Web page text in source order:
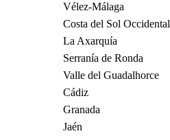
Vélez-Málaga
Costa del Sol Occidental
La Axarquía
Serranía de Ronda
Valle del Guadalhorce
Cádiz
Granada
Jaén